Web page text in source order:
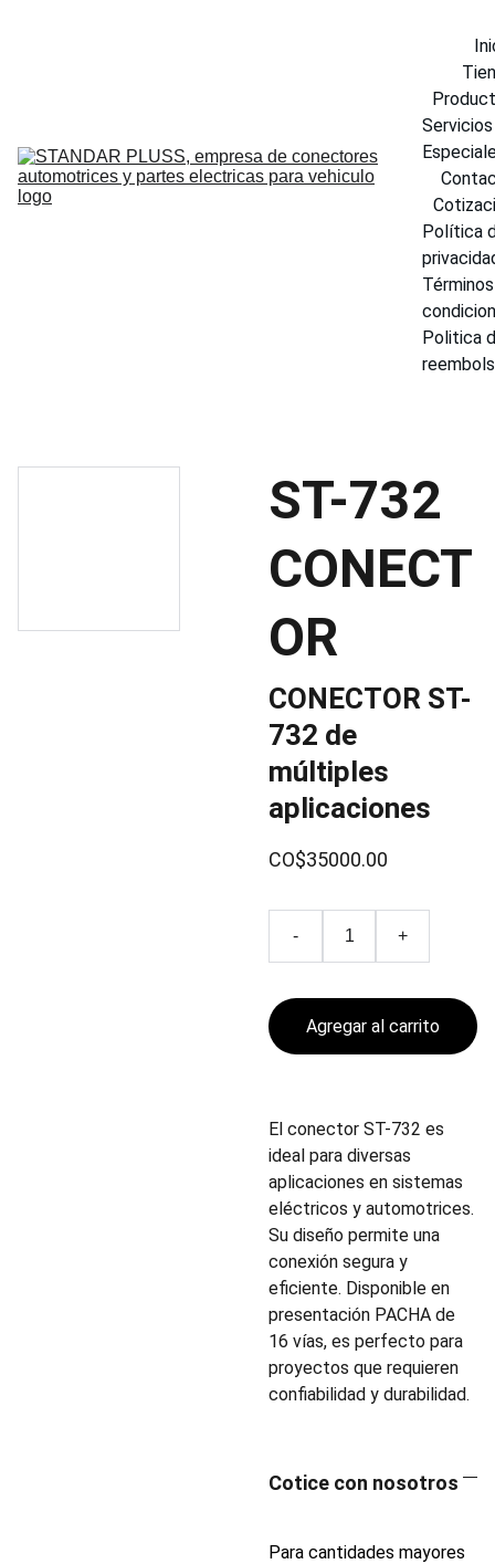
Servicios
Política
Politica
ST-732
CONECT
OR
CONECTOR ST-
732 de
múltiples
aplicaciones
CO$35000.00
- +
Agregar al carrito
El conector ST-732 es
ideal para diversas
aplicaciones en sistemas
eléctricos y automotrices.
Su diseño permite una
conexión segura y
eficiente. Disponible en
presentación PACHA de
16 vías, es perfecto para
proyectos que requieren
confiabilidad y durabilidad.
Cotice con nosotros
Para cantidades mayores